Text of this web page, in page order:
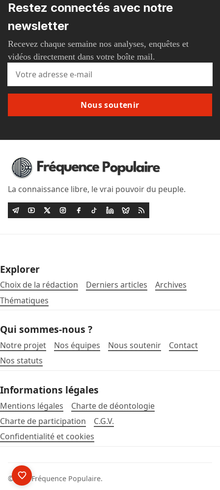
Restez connectés avec notre
newsletter
Recevez chaque semaine nos analyses, enquêtes et
vidéos directement dans votre boîte mail.
Nous soutenir
La connaissance libre, le vrai pouvoir du peuple.
Explorer
Choix de la rédaction Derniers articles
Archives
Thématiques
Qui sommes-nous ?
Notre projet Nos équipes Nous soutenir
Contact
Nos statuts
Informations légales
Mentions légales
Charte de déontologie
Charte de participation
C.G.V.
Confidentialité et cookies
©2026Fréquence Populaire.